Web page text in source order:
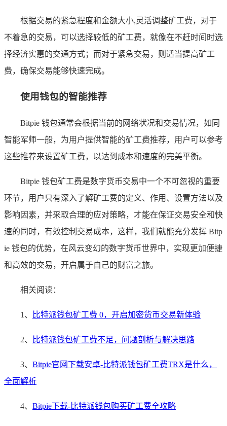
根据交易的紧急程度和金额大小,灵活调整矿工费，对于
不着急的交易，可以选择较低的矿工费，就像在不赶时间时选
择经济实惠的交通方式；而对于紧急交易，则适当提高矿工
费，确保交易能够快速完成。
使用钱包的智能推荐
Bitpie 钱包通常会根据当前的网络状况和交易情况，如同
智能军师一般，为用户提供智能的矿工费推荐，用户可以参考
这些推荐来设置矿工费，以达到成本和速度的完美平衡。
Bitpie 钱包矿工费是数字货币交易中一个不可忽视的重要
环节，用户只有深入了解矿工费的定义、作用、设置方法以及
影响因素，并采取合理的应对策略，才能在保证交易安全和快
速的同时，有效控制交易成本，这样，我们就能充分发挥 Bitp
ie 钱包的优势，在风云变幻的数字货币世界中，实现更加便捷
和高效的交易，开启属于自己的财富之旅。
相关阅读：
1、 比特派钱包矿工费 0，开启加密货币交易新体验
2、 比特派钱包矿工费不足，问题剖析与解决思路
3、 Bitpie官网下载安卓-比特派钱包矿工费TRX是什么，
全面解析
4、 Bitpie下载-比特派钱包购买矿工费全攻略